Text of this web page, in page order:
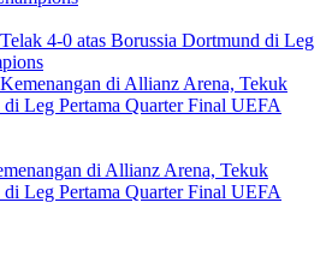
4-0 atas Borussia Dortmund di Leg
di Allianz Arena, Tekuk
Leg Pertama Quarter Final UEFA